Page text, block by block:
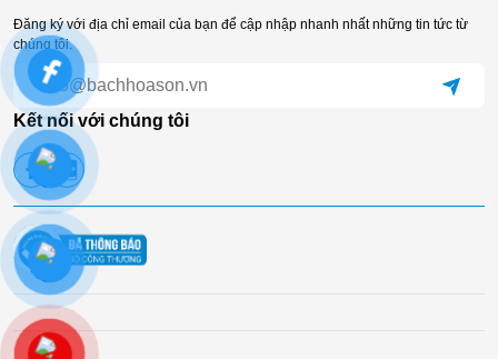
Đăng ký với địa chỉ email của bạn để cập nhập nhanh nhất những tin tức từ
chúng tôi.
Kết nối với chúng tôi